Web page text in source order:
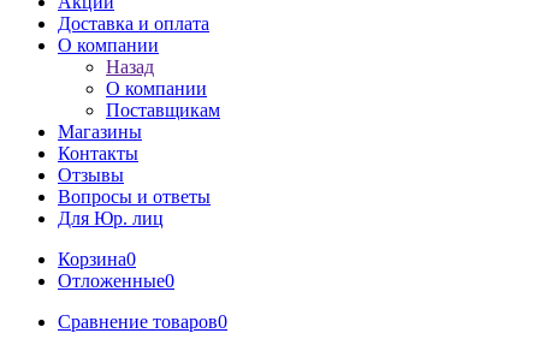
Доставка и оплата
О компании
Назад
О компании
Поставщикам
Магазины
Контакты
Отзывы
Вопросы и ответы
Для Юр. лиц
Корзина0
Отложенные0
Сравнение товаров0